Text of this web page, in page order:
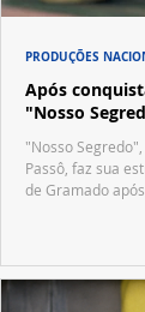
Após
"Nosso
"Nosso
Passô, faz sua
de Gramado
PRODUÇÕES